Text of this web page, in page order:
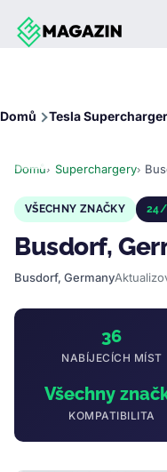
Přejít k hlavnímu
Domů Tesla
Domů Superchargery
VŠECHNY ZNAČKY
Busdorf,
Busdorf, Germany
36
NABÍJECÍCH MÍST
Všechny
KOMPATIBILITA